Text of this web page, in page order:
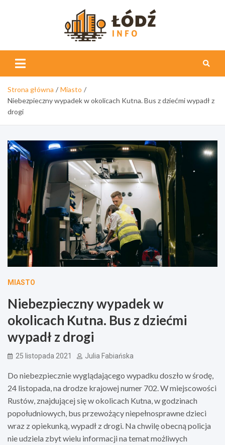
Info
Strona główna
Miasto
Niebezpieczny wypadek w okolicach Kutna. Bus z dziećmi wypadł z
drogi
MIASTO
Niebezpieczny wypadek w
okolicach Kutna. Bus z dziećmi
wypadł z drogi
25 listopada 2021 Julia Fabiańska
Do niebezpiecznie wyglądającego wypadku doszło w środę,
24 listopada, na drodze krajowej numer 702. W miejscowości
Rustów, znajdującej się w okolicach Kutna, w godzinach
popołudniowych, bus przewożący niepełnosprawne dzieci
wraz z opiekunką, wypadł z drogi. Na chwilę obecną policja
nie udziela zbyt wielu informacji na temat możliwych